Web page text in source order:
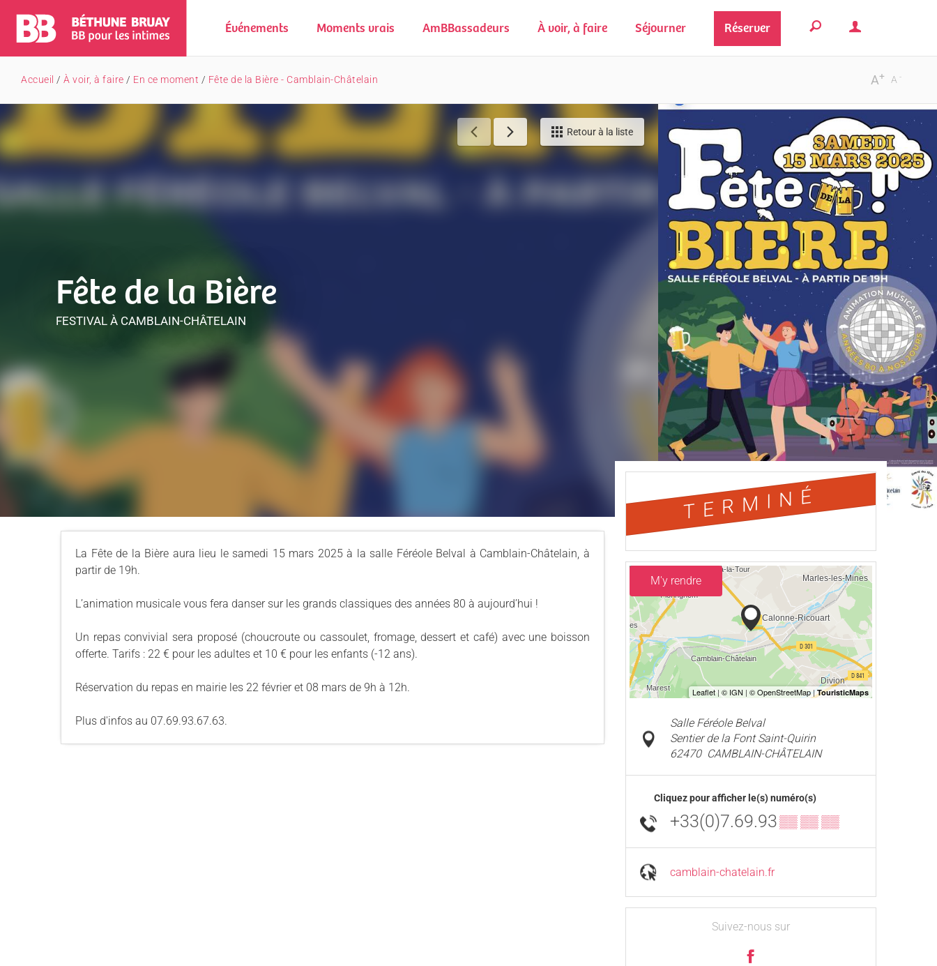
Événements Moments vrais AmBBassadeurs À voir, à faire Séjourner Réserver
-
A
+
A
Accueil / À voir, à faire / En ce moment / Fête de la Bière - Camblain-Châtelain
Retour à la liste
Fête de la Bière
FESTIVAL À CAMBLAIN-CHÂTELAIN
La Fête de la Bière aura lieu le samedi 15 mars 2025 à la salle Féréole Belval à Camblain-Châtelain, à
partir de 19h.
L’animation musicale vous fera danser sur les grands classiques des années 80 à aujourd’hui !
Un repas convivial sera proposé (choucroute ou cassoulet, fromage, dessert et café) avec une boisson
offerte. Tarifs : 22 € pour les adultes et 10 € pour les enfants (-12 ans).
Réservation du repas en mairie les 22 février et 08 mars de 9h à 12h.
Plus d'infos au 07.69.93.67.63.
TERMINÉ
M'y rendre
Salle Féréole Belval
Sentier de la Font Saint-Quirin
62470 CAMBLAIN-CHÂTELAIN
Cliquez pour afficher le(s) numéro(s)
+33(0)7.69.93▒▒ ▒▒ ▒▒
camblain-chatelain.fr
Suivez-nous sur